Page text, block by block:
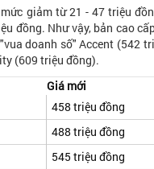
giảm từ 21 - 47 triệu
đồng. Như vậy, bản cao
doanh số" Accent (542
(609 triệu đồng).
Giá mới
458 triệu đồng
488 triệu đồng
545 triệu đồng